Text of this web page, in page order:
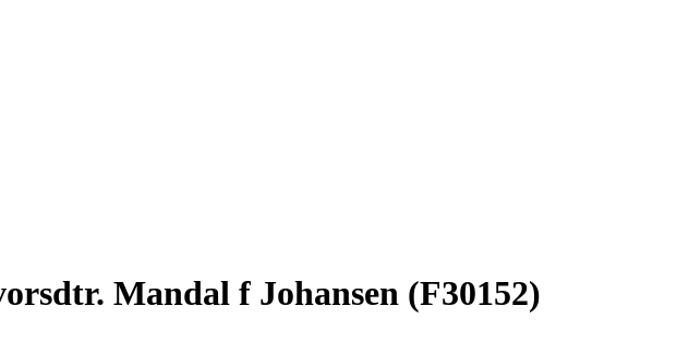
Mandal f Johansen (F30152)